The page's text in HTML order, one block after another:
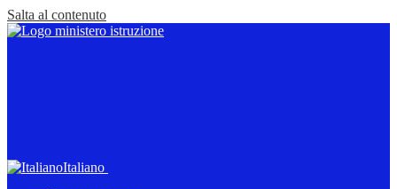
Salta al contenuto
Italiano